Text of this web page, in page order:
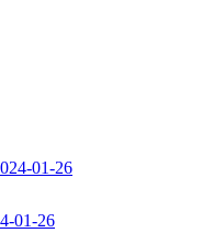
01-26
01-26